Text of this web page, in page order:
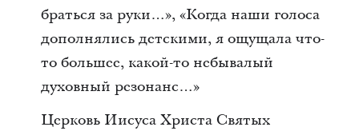
браться за руки…», «Когда наши голоса
дополнялись детскими, я ощущала что-
то большее, какой-то небывалый
духовный резонанс…»
Церковь Иисуса Христа Святых